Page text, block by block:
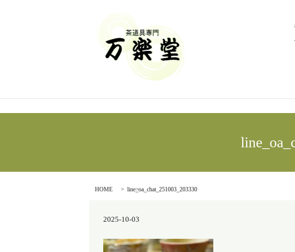
HOME line_oa_chat_251003_203330
2025-10-03